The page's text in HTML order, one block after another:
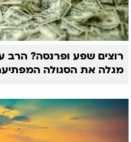
רוצים שפע ופרנסה? הרב
מגלה את הסגולה